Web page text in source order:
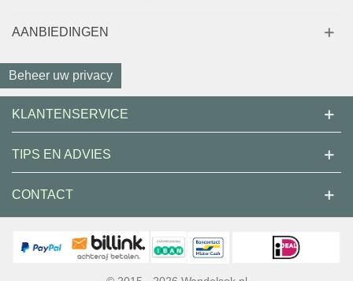
AANBIEDINGEN
Beheer uw privacy
KLANTENSERVICE
TIPS EN ADVIES
CONTACT